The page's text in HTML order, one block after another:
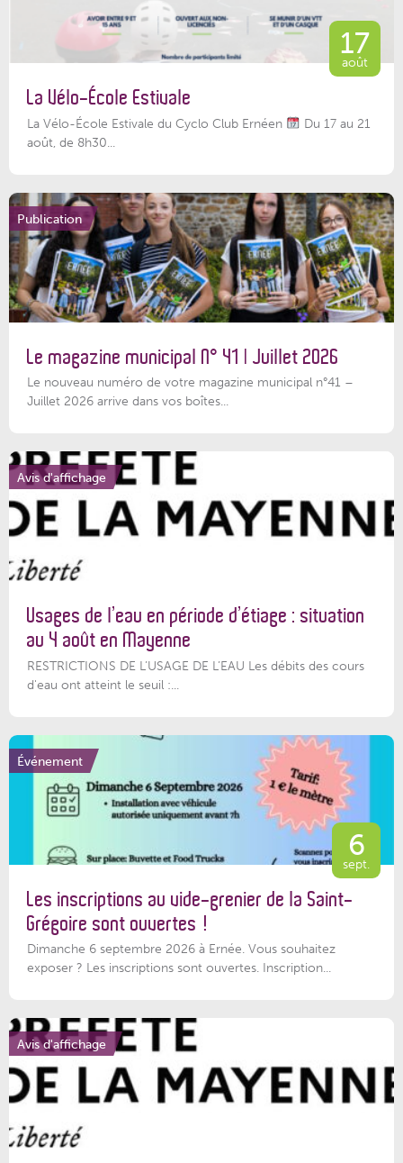
17
août
La Vélo-École Estivale
La Vélo-École Estivale du Cyclo Club Ernéen
Du 17 au 21
août, de 8h30...
Publication
Le magazine municipal N° 41 | Juillet 2026
Le nouveau numéro de votre magazine municipal n°41 –
Juillet 2026 arrive dans vos boîtes...
Avis d'affichage
Usages de l’eau en période d’étiage : situation
au 4 août en Mayenne
RESTRICTIONS DE L’USAGE DE L’EAU Les débits des cours
d'eau ont atteint le seuil :...
Événement
6
sept.
Les inscriptions au vide-grenier de la Saint-
Grégoire sont ouvertes !
Dimanche 6 septembre 2026 à Ernée. Vous souhaitez
exposer ? Les inscriptions sont ouvertes. Inscription...
Avis d'affichage